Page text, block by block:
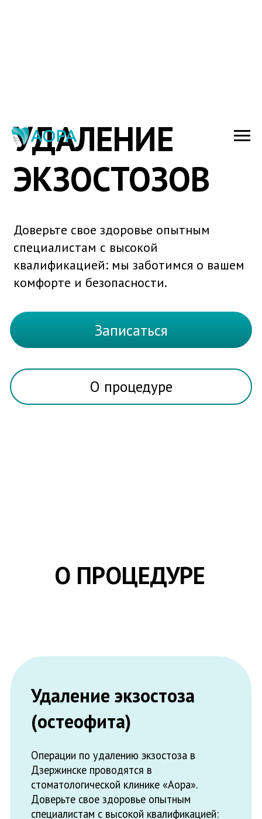
УДАЛЕНИЕ
ЭКЗОСТОЗОВ
квалификацией: мы заботимся о вашем
комфорте и безопасности.
Записаться
О процедуре
Операции по удалению экзостоза в
Доверьте свое здоровье опытным
специалистам с высокой квалификацией:
мы заботимся о вашем комфорте и
безопасности, наши врачи проведут
применением стерильных инструментов и
качественных, индивидуально
подобранных препаратов.